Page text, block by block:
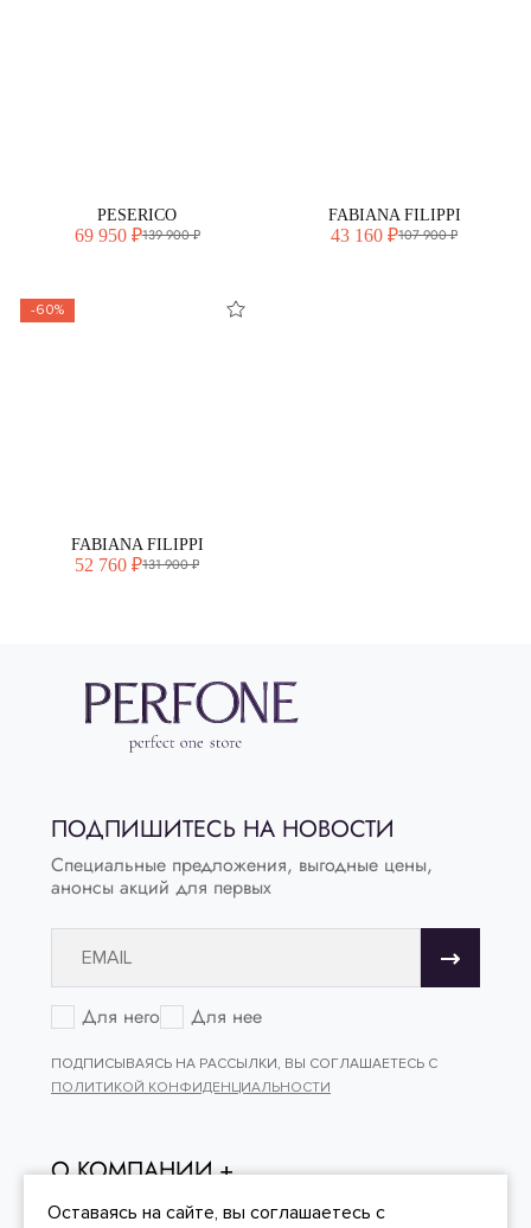
PESERICO
69 950 ₽139 900 ₽
FABIANA FILIPPI
43 160 ₽107 900 ₽
-60%
FABIANA FILIPPI
52 760 ₽131 900 ₽
ПОДПИШИТЕСЬ НА НОВОСТИ
Специальные предложения, выгодные цены,
анонсы акций для первых
Для него Для нее
ПОДПИСЫВАЯСЬ НА РАССЫЛКИ, ВЫ СОГЛАШАЕТЕСЬ С
ПОЛИТИКОЙ КОНФИДЕНЦИАЛЬНОСТИ
О КОМПАНИИ
ОНЛАЙН - ПОКУПКИ
Оставаясь на сайте, вы соглашаетесь с